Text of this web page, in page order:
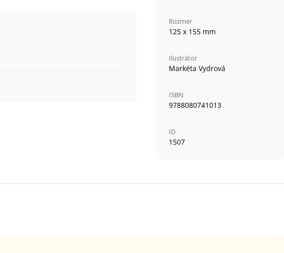
Rozmer
125 x 155 mm
Ilustrátor
Markéta Vydrová
ISBN
9788080741013
ID
1507